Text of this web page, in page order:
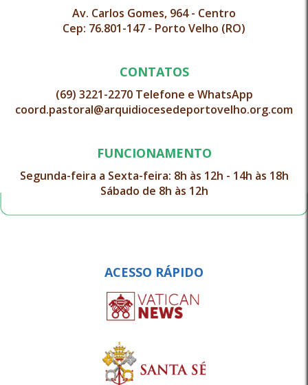
Av. Carlos Gomes, 964 - Centro
Cep: 76.801-147 - Porto Velho (RO)
CONTATOS
(69) 3221-2270 Telefone e WhatsApp
coord.pastoral@arquidiocesedeportovelho.org.com
FUNCIONAMENTO
Segunda-feira a Sexta-feira: 8h às 12h - 14h às 18h
Sábado de 8h às 12h
ACESSO RÁPIDO